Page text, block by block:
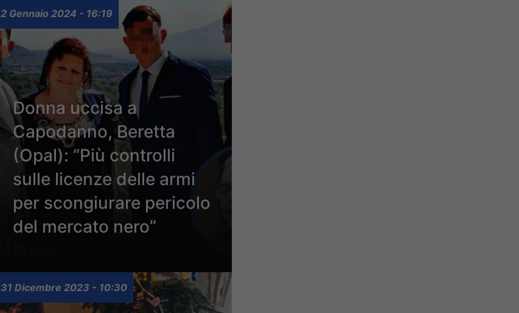
2 Gennaio 2024 - 16:19
Donna uccisa a
Capodanno, Beretta
(Opal): “Più controlli
sulle licenze delle armi
per scongiurare pericolo
del mercato nero”
31 Dicembre 2023 - 10:30